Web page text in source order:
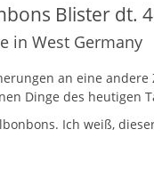
Blister dt.
in West Germany
an eine
Dinge des heutigen
Ich weiß,